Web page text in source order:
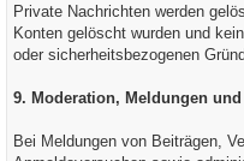
Private Nachrichten werden
Konten gelöscht wurden und
oder sicherheitsbezogenen
9. Moderation, Meldungen
Bei Meldungen von Beiträgen,